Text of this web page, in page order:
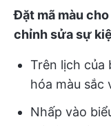
Đặt mã màu
chỉnh sửa sự
Trên lịch của
hóa màu sắc
Nhấp vào